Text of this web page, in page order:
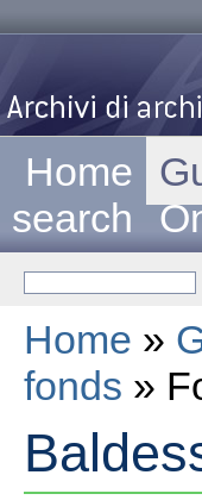
Home
search
Home »
fonds »